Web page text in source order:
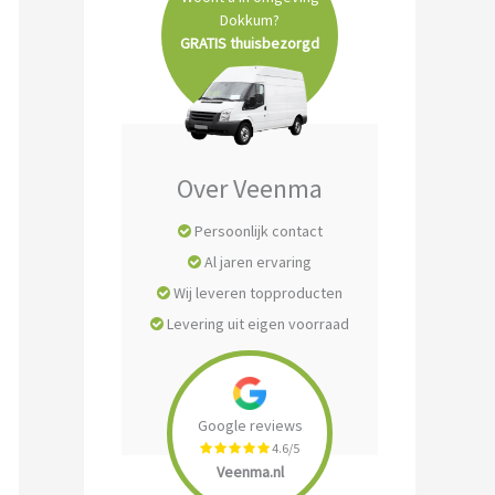
Dokkum?
GRATIS thuisbezorgd
Over Veenma
Persoonlijk contact
Al jaren ervaring
Wij leveren topproducten
Levering uit eigen voorraad
Google reviews
4.6/5
Veenma.nl